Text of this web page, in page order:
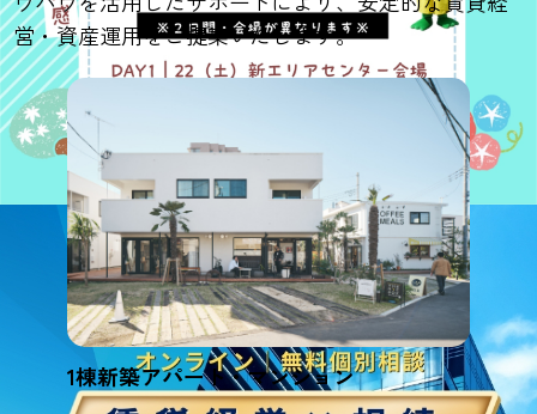
営・資産運用をご提案いたします。
1棟新築アパート・マンション